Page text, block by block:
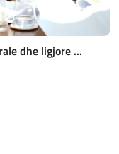
dhe ligjore ...